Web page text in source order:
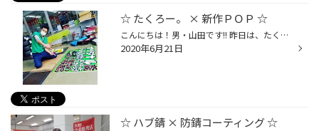
☆ たくろー。 × 新作ＰＯＰ ☆
こんにちは！男・山田です!! 昨日は、たくろー。が【 新！ラックＰＯＰ 】 を 作ってくれました☆(^^)v 今回もセンスが光るナイスなＰＯＰ☆ 当店のデモカー [ WITH 660 ] の 告知ＰＯＰだそ～です♪♪(￣ー￣)v 車もＰＯＰも、ぜし！見に来て下さいね☆ ご来店お待ちしてま～す☆(^^)/ ☆インスタページの...
2020年6月21日
☆ ハブ錆 × 防錆コーティング ☆